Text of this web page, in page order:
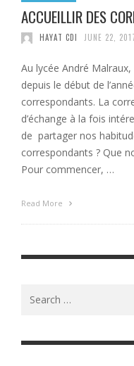
ACCUEILLIR DES
HAYAT CDI JUNE 22,
Au lycée André Malraux,
depuis le début de
correspondants. La
d’échange à la fois
de partager nos
correspondants ? Que
Pour commencer, …
Read More